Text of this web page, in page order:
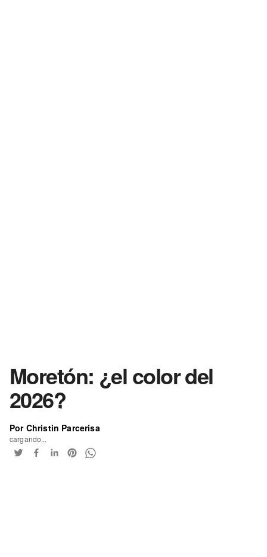
Moretón: ¿el color del
2026?
Por Christin Parcerisa
cargando...